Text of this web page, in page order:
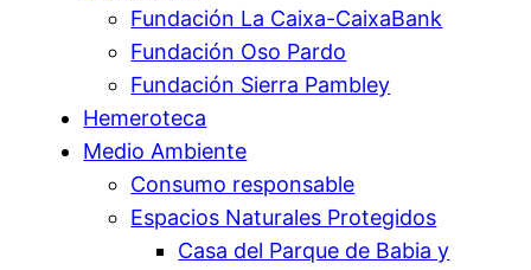
Fundación La Caixa-CaixaBank
Fundación Oso Pardo
Fundación Sierra Pambley
Hemeroteca
Medio Ambiente
Consumo responsable
Espacios Naturales Protegidos
Casa del Parque de Babia y